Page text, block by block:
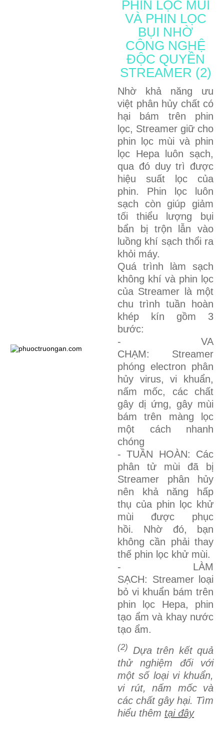
PHIN LỌC MÙI
VÀ PHIN LỌC
BỤI NHỜ
CÔNG NGHỆ
ĐỘC QUYỀN
STREAMER (2)
Nhờ khả năng ưu
việt phân hủy chất có
hại bám trên phin
lọc, Streamer giữ cho
phin lọc mùi và phin
lọc Hepa luôn sạch,
qua đó duy trì được
hiệu suất lọc của
phin. Phin lọc luôn
sạch còn giúp giảm
tối thiểu lượng bụi
bẩn bị trộn lẫn vào
luồng khí sạch thổi ra
khỏi máy.
Quá trình làm sạch
không khí và phin lọc
của Streamer là một
chu trình tuần hoàn
khép kín gồm 3
bước:
- VA
CHẠM: Streamer
phóng electron phân
hủy virus, vi khuẩn,
nấm mốc, các chất
gây dị ứng, gây mùi
bám trên màng lọc
một cách nhanh
chóng
- TUẦN HOÀN: Các
phân tử mùi đã bị
Streamer phân hủy
nên khả năng hấp
thụ của phin lọc khử
mùi được phục
hồi. Nhờ đó, bạn
không cần phải thay
thế phin lọc khử mùi.
- LÀM
SẠCH: Streamer loại
bỏ vi khuẩn bám trên
phin lọc Hepa, phin
tạo ẩm và khay nước
tạo ẩm.
(2)
Dựa trên kết quả
thử nghiệm đối với
một số loại vi khuẩn,
vi rút, nấm mốc và
các chất gây hại. Tìm
hiểu thêm tại đây